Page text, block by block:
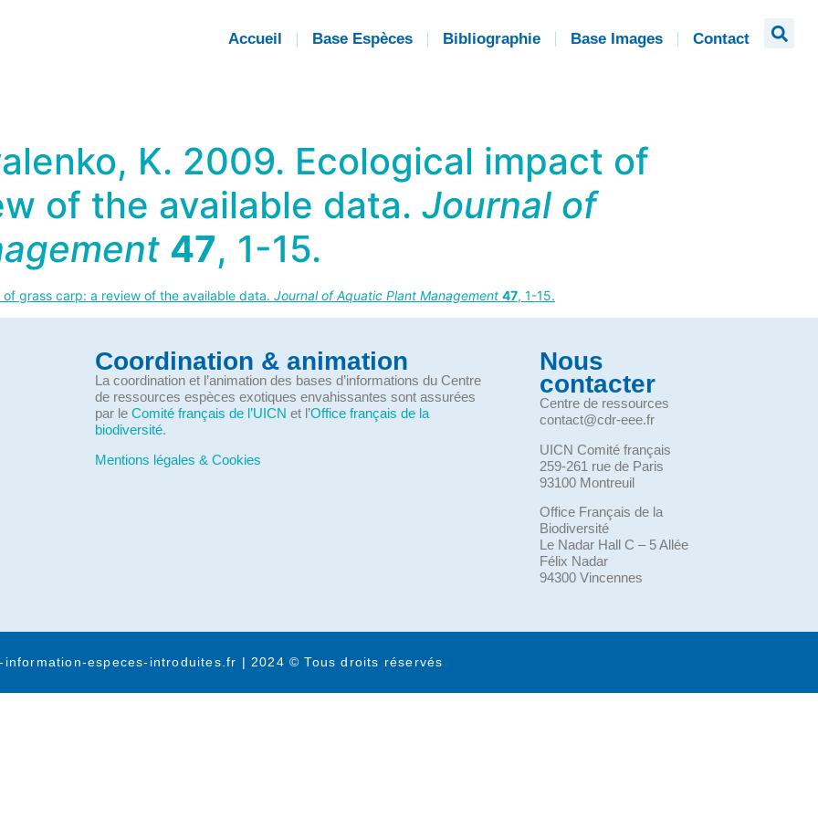
Accueil Base Espèces Bibliographie Base Images Contact
K. 2009. Ecological impact of
of the available data. Journal of
47, 1-15.
grass carp: a review of the available data. Journal of Aquatic Plant Management 47, 1-15.
Coordination & animation
La coordination et l’animation des bases d’informations du Centre
de ressources espèces exotiques envahissantes sont assurées
par le Comité français de l’UICN et l’Office français de la
biodiversité.
Mentions légales & Cookies
Nous
contacter
Centre de ressources
contact@cdr-eee.fr
UICN Comité français
259-261 rue de Paris
93100 Montreuil
Office Français de la
Biodiversité
Le Nadar Hall C – 5 Allée
Félix Nadar
94300 Vincennes
information-especes-introduites.fr | 2024 © Tous droits réservés